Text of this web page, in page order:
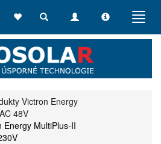
Toggle
Toggle
Toggle
Victron Energy
48V
Energy MultiPlus-II